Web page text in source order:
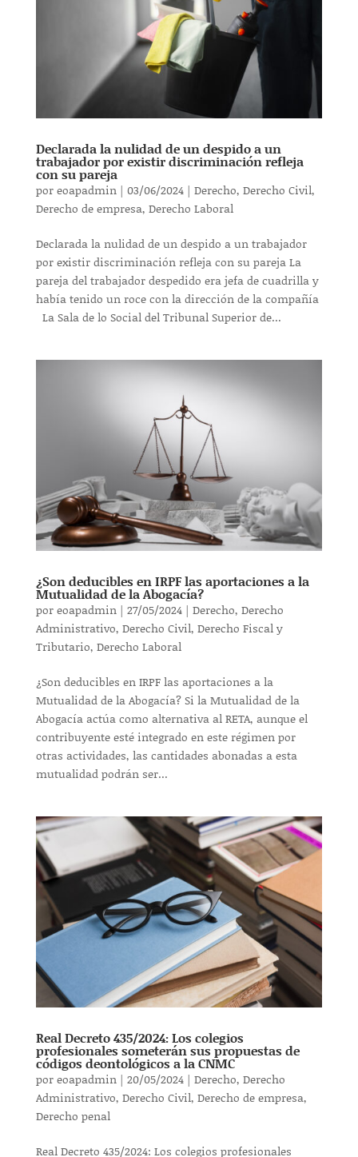
Declarada la nulidad de un despido a un
trabajador por existir discriminación refleja
con su pareja
poreoapadmin| 03/06/2024| Derecho, Derecho Civil,
Derecho de empresa, Derecho Laboral
Declarada la nulidad de un despido a un trabajador
por existir discriminación refleja con su pareja La
pareja del trabajador despedido era jefa de cuadrilla y
había tenido un roce con la dirección de la compañía
La Sala de lo Social del Tribunal Superior de...
¿Son deducibles en IRPF las aportaciones a la
Mutualidad de la Abogacía?
poreoapadmin| 27/05/2024| Derecho, Derecho
Administrativo, Derecho Civil, Derecho Fiscal y
Tributario, Derecho Laboral
¿Son deducibles en IRPF las aportaciones a la
Mutualidad de la Abogacía? Si la Mutualidad de la
Abogacía actúa como alternativa al RETA, aunque el
contribuyente esté integrado en este régimen por
otras actividades, las cantidades abonadas a esta
mutualidad podrán ser...
Real Decreto 435/2024: Los colegios
profesionales someterán sus propuestas de
códigos deontológicos a la CNMC
poreoapadmin| 20/05/2024| Derecho, Derecho
Administrativo, Derecho Civil, Derecho de empresa,
Derecho penal
Real Decreto 435/2024: Los colegios profesionales